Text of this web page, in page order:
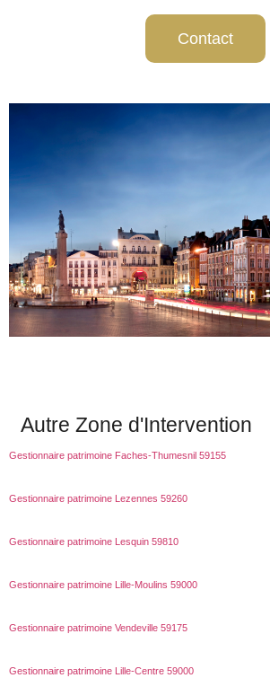
Contact
Autre Zone d'Intervention
Gestionnaire patrimoine Faches-Thumesnil 59155
Gestionnaire patrimoine Lezennes 59260
Gestionnaire patrimoine Lesquin 59810
Gestionnaire patrimoine Lille-Moulins 59000
Gestionnaire patrimoine Vendeville 59175
Gestionnaire patrimoine Lille-Centre 59000